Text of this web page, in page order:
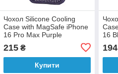
Чохол Silicone Cooling
Сase with MagSafe iPhone
16 Pro Max Purple
215₴
Купити
16
194